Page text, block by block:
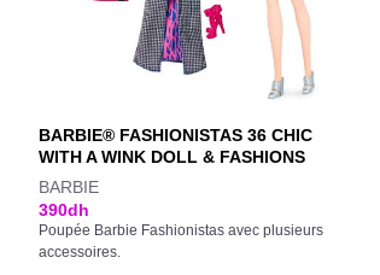
BARBIE® FASHIONISTAS 36 CHIC
WITH A WINK DOLL & FASHIONS
BARBIE
390dh
Poupée Barbie Fashionistas avec plusieurs
accessoires.